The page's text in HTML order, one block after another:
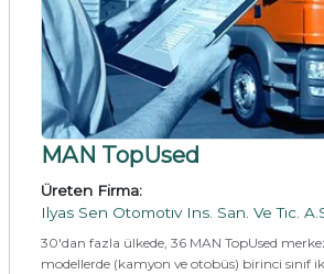
MAN TopUsed
Üreten Firma:
Ilyas Sen Otomotıv Ins. San. Ve Tıc.
30'dan fazla ülkede, 36 MAN TopUsed
modellerde (kamyon ve otobüs) birinci sınıf